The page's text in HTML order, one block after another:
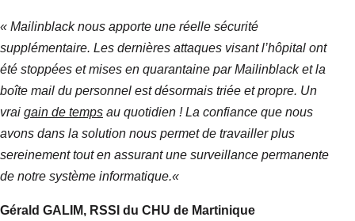
« Mailinblack nous apporte une réelle sécurité
supplémentaire. Les dernières attaques visant l’hôpital ont
été stoppées et mises en quarantaine par Mailinblack et la
boîte mail du personnel est désormais triée et propre. Un
vrai gain de temps au quotidien ! La confiance que nous
avons dans la solution nous permet de travailler plus
sereinement tout en assurant une surveillance permanente
de notre système informatique.«
Gérald GALIM, RSSI du CHU de Martinique